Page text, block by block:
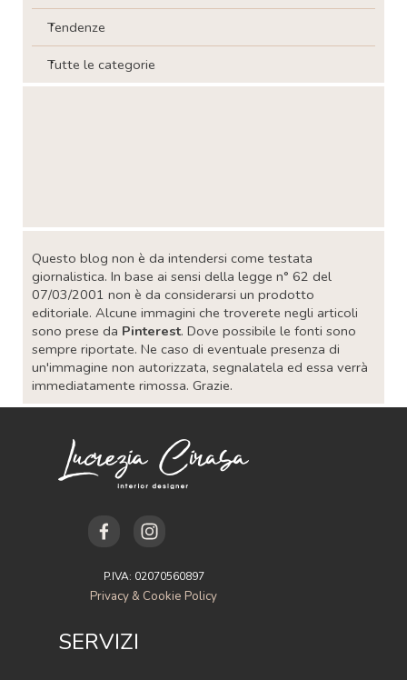
Tendenze
Tutte le categorie
Questo blog non è da intendersi come testata
giornalistica. In base ai sensi della legge n° 62 del
07/03/2001 non è da considerarsi un prodotto
editoriale. Alcune immagini che troverete negli articoli
sono prese da Pinterest. Dove possibile le fonti sono
sempre riportate. Ne caso di eventuale presenza di
un'immagine non autorizzata, segnalatela ed essa verrà
immediatamente rimossa. Grazie.
SERVIZI
P.IVA: 02070560897
Privacy & Cookie Policy